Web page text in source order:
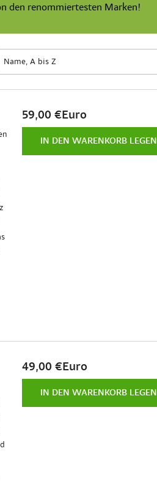
den renommiertesten Marken!
Name, A bis Z
59,00 €Euro
IN DEN WARENKORB LEGEN
49,00 €Euro
IN DEN WARENKORB LEGEN